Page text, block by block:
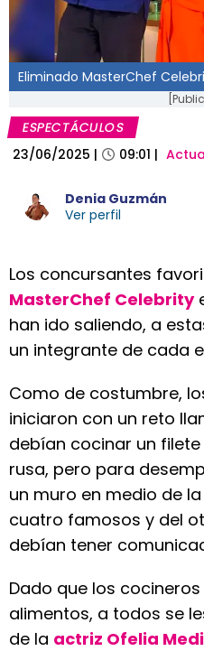
Eliminado MasterChef
ESPECTÁCULOS
23/06/2025 | 09:01 |
Denia Guzmán
Ver perfil
Los concursantes
MasterChef Celebrity
han ido saliendo, a
un integrante de cada
Como de costumbre,
iniciaron con un reto
debían cocinar un
rusa, pero para
un muro en medio de
cuatro famosos y del
debían tener
Dado que los
alimentos, a todos se
de la actriz Ofelia